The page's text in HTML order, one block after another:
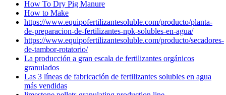
How To Dry Pig Manure
How to Make
https://www.equipofertilizantesoluble.com/producto/planta-
de-preparacion-de-fertilizantes-npk-solubles-en-agua/
https://www.equipofertilizantesoluble.com/producto/secadores-
de-tambor-rotatorio/
La producción a gran escala de fertilizantes orgánicos
granulados
Las 3 líneas de fabricación de fertilizantes solubles en agua
más vendidas